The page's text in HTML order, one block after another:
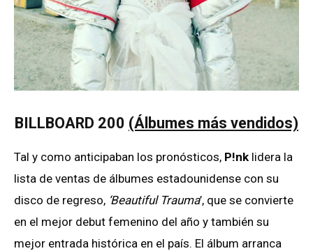
BILLBOARD 200 (Álbumes más vendidos)
Tal y como anticipaban los pronósticos, P!nk lidera la
lista de ventas de álbumes estadounidense con su
disco de regreso, ‘Beautiful Trauma’, que se convierte
en el mejor debut femenino del año y también su
mejor entrada histórica en el país. El álbum arranca